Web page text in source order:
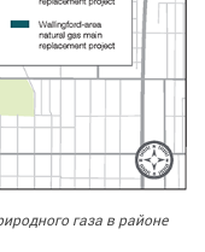
газа в районе